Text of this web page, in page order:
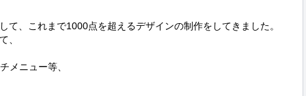
て、これまで1000点を超えるデザインの制作をしてきました。
、
メニュー等、